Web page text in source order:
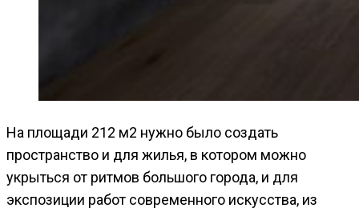
На площади 212 м2 нужно было создать
пространство и для жилья, в котором можно
укрыться от ритмов большого города, и для
экспозиции работ современного искусства, из